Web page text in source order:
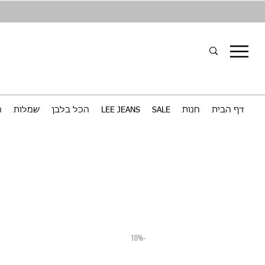
דף הבית חנות SALE
LEE JEANS הכל בלבן שמלות
-10%